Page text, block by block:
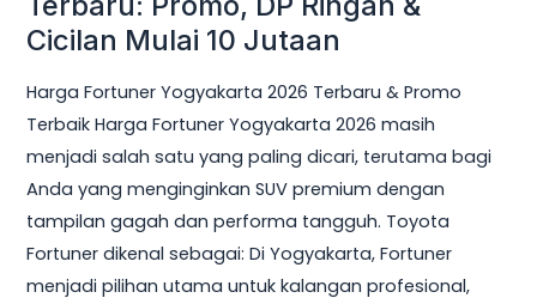
Cicilan Mulai 10 Jutaan
Harga Fortuner Yogyakarta 2026 Terbaru & Promo
Terbaik Harga Fortuner Yogyakarta 2026 masih
menjadi salah satu yang paling dicari, terutama bagi
Anda yang menginginkan SUV premium dengan
tampilan gagah dan performa tangguh. Toyota
Fortuner dikenal sebagai: Di Yogyakarta, Fortuner
menjadi pilihan utama untuk kalangan profesional,
Yogyakarta
Terbaru:
Promo,
DP
Ringan
&
Cicilan
Mulai